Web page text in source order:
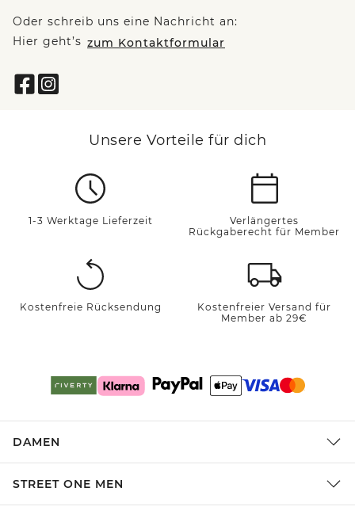
Oder schreib uns eine Nachricht an:
Hier geht’s zum Kontaktformular
Unsere Vorteile für dich
1-3 Werktage Lieferzeit
Verlängertes
Rückgaberecht für Member
Kostenfreie Rücksendung
Kostenfreier Versand für
Member ab 29€
DAMEN
STREET ONE MEN